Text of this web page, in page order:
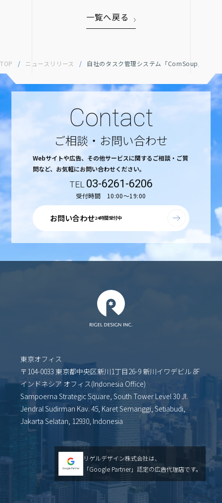
一覧へ戻る
TOP / ニュースリリース / 自社のタスク管理システム「CornSoup」を開
Contact
ご相談・お問い合わせ
Webサイトや広告、その他サービスに関するご相談・ご質
問など、 お気軽にお問い合わせください。
03-6261-6206
受付時間 10:00〜19:00
お問い合わせ24時間受付中
東京オフィス
〒104-0033 東京都中央区新川1丁目26-9 新川イワデビル 8F
インドネシア オフィス(Indonesia Office)
Sampoerna Strategic Square, South Tower Level 30 Jl.
Jendral Sudirman Kav. 45, Karet Semanggi, Setiabudi,
Jakarta Selatan, 12930, Indonesia
リゲルデザイン株式会社は、
「Google Partner」認定の広告代理店です。